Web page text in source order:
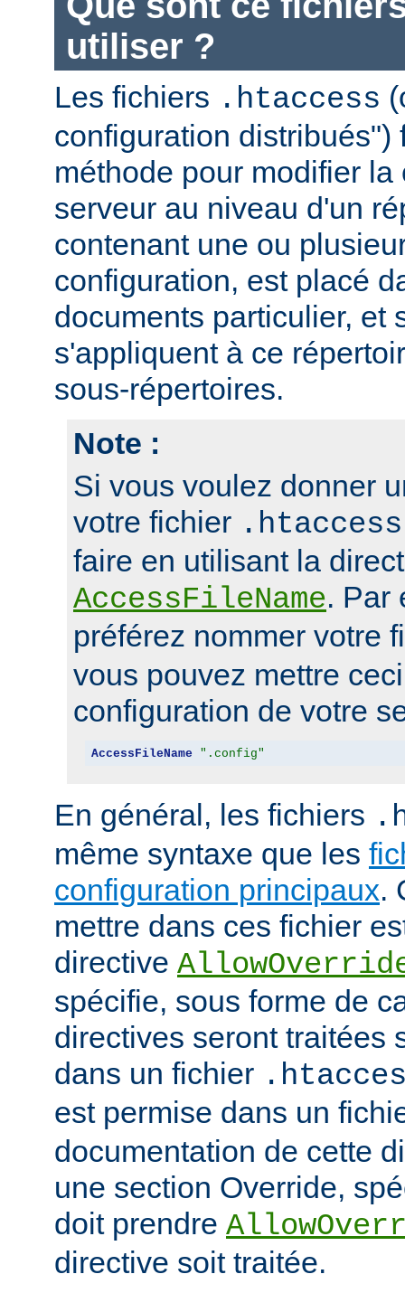
utiliser ?
Les fichiers .htaccess
configuration distribués")
méthode pour modifier
serveur au niveau d'un
contenant une ou
configuration, est placé
documents particulier, et
s'appliquent à ce
sous-répertoires.
Note :
Si vous voulez donner
votre fichier .htaccess
faire en utilisant la
AccessFileName. Par
préférez nommer votre
vous pouvez mettre
configuration de votre
AccessFileName ".config"
En général, les fichiers
même syntaxe que les
configuration principaux.
mettre dans ces fichier
directive
spécifie, sous forme de
directives seront traitées
dans un fichier
est permise dans un
documentation de cette
une section Override,
doit prendre
directive soit traitée.